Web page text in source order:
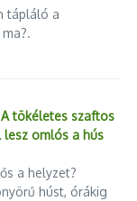
tápláló a
tökéletes szaftos
lesz omlós a hús
a helyzet?
húst, órákig